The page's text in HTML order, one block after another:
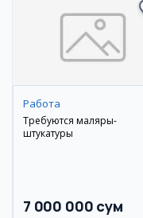
Работа
Требуются маляры-
штукатуры
7 000 000 сум